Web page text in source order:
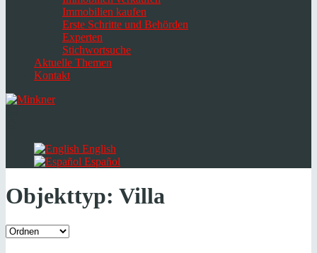
Immobilien kaufen
Erste Schritte und Behörden
Experten
Stichwortsuche
Aktuelle Themen
Kontakt
English
Español
Objekttyp: Villa